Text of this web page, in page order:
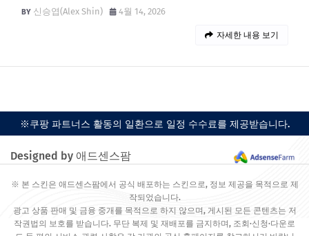
신승엽(Alex Shin)
4월 14, 2026
자세한 내용 보기
※쿠팡 파트너스 활동의 일환으로 일정 수수료를 제공받습니다.
Designed by 애드센스팜
※ 본 스킨은 애드센스팜에서 공식 배포하는 스킨으로, 정보 제공을 목적으로 제
작되었습니다.
광고 상품 판매 및 금융 중개를 목적으로 하지 않으며, 게시된 모든 콘텐츠는 저
작권법의 보호를 받습니다. 무단 복제 및 재배포를 금지하며, 조회·신청·다운로